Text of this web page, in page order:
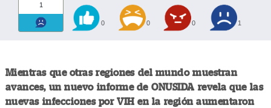
1
0 0 0 1
Mientras que otras regiones del mundo muestran
avances, un nuevo informe de ONUSIDA revela que las
nuevas infecciones por VIH en la región aumentaron